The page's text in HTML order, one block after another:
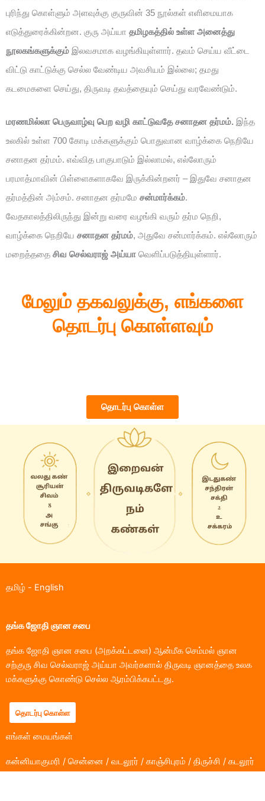
புரிந்து கொள்ளும் அளவுக்கு குருவின் 35 நூல்கள் எளிமையாக
எடுத்துரைக்கின்றன. குரு அய்யா தமிழகத்தில் உள்ள அனைத்து
நூலகங்களுக்கும் இலவசமாக வழங்கியுள்ளார். தவம் செய்ய வீட்டை
விட்டு காட்டுக்கு செல்ல வேண்டிய அவசியம் இல்லை; தமது
கடமைகளை செய்து, திருவடி தவத்தையும் செய்து வரவேண்டும்.
மரணமில்லா பெருவாழ்வு பெற வழி காட்டுவதே சனாதன தர்மம். இந்த
உலகில் உள்ள 700 கோடி மக்களுக்கும் பொதுவான வாழ்க்கை நெறியே
சனாதன தர்மம். எவ்வித பாகுபாடும் இல்லாமல், எல்லோரும்
பரமாத்மாவின் பிள்ளைகளாகவே இருக்கின்றனர் – இதுவே சனாதன
தர்மத்தின் அம்சம். சனாதன தர்மமே சன்மார்க்கம்.
வேதகாலத்திலிருந்து இன்று வரை வழங்கி வரும் தர்ம நெறி,
வாழ்க்கை நெறியே சனாதன தர்மம், அதுவே சன்மார்க்கம். எல்லோரும்
மறைத்ததை சிவ செல்வராஜ் அய்யா வெளிப்படுத்தியுள்ளார்.
மேலும் தகவலுக்கு, எங்களை
தொடர்பு கொள்ளவும்
தொடர்பு கொள்ள
தமிழ் - English
தங்க ஜோதி ஞான சபை
தங்க ஜோதி ஞான சபை (அறக்கட்டளை) ஆன்மீக செம்மல் ஞான
சற்குரு சிவ செல்வராஜ் அய்யா அவர்களால் திருவடி ஞானத்தை உலக
மக்களுக்கு கொண்டு செல்ல ஆரம்பிக்கபட்டது.
தொடர்பு கொள்ள
எங்கள் மையங்கள்
கன்னியாகுமரி / சென்னை / வடலூர் / காஞ்சிபுரம் / திருச்சி / கடலூர்